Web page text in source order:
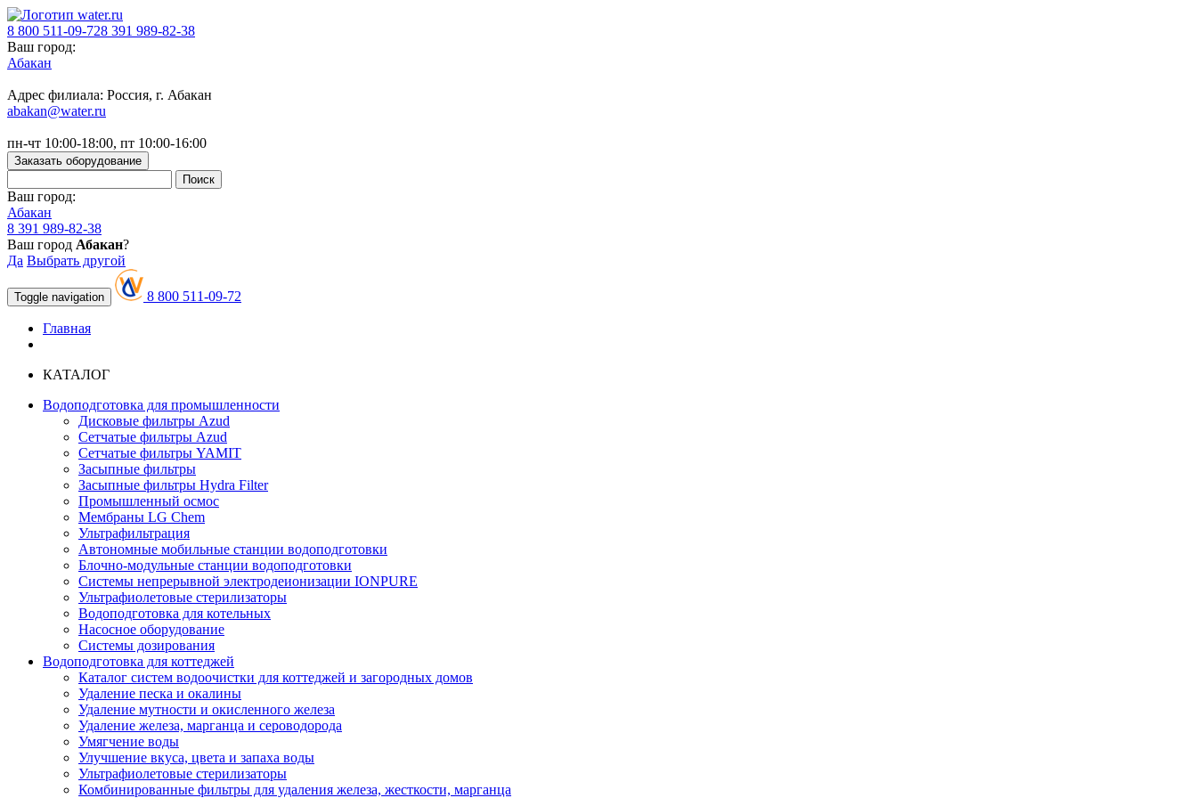
8 800 511-09-728 391 989-82-38
Ваш город:
Абакан
Адрес филиала: Россия, г. Абакан
abakan@water.ru
пн-чт 10:00-18:00, пт 10:00-16:00
Заказать оборудование
Ваш город:
Абакан
8 391 989-82-38
Ваш город Абакан?
Да Выбрать другой
Toggle navigation 8 800 511-09-72
Главная
КАТАЛОГ
Водоподготовка для промышленности
Дисковые фильтры Azud
Сетчатые фильтры Azud
Сетчатые фильтры YAMIT
Засыпные фильтры
Засыпные фильтры Hydra Filter
Промышленный осмос
Мембраны LG Chem
Ультрафильтрация
Автономные мобильные станции водоподготовки
Блочно-модульные станции водоподготовки
Системы непрерывной электродеионизации IONPURE
Ультрафиолетовые стерилизаторы
Водоподготовка для котельных
Насосное оборудование
Системы дозирования
Водоподготовка для коттеджей
Каталог систем водоочистки для коттеджей и загородных домов
Удаление песка и окалины
Удаление мутности и окисленного железа
Удаление железа, марганца и сероводорода
Умягчение воды
Улучшение вкуса, цвета и запаха воды
Ультрафиолетовые стерилизаторы
Комбинированные фильтры для удаления железа, жесткости, марганца